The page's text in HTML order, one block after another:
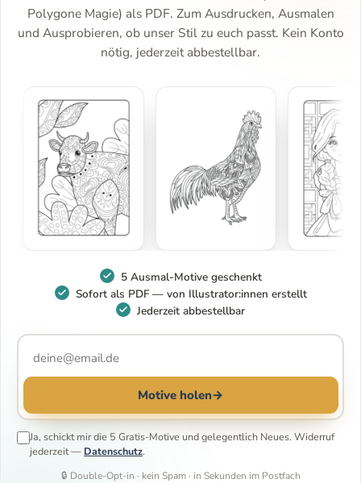
Polygone Magie) als PDF. Zum Ausdrucken, Ausmalen
und Ausprobieren, ob unser Stil zu euch passt. Kein Konto
nötig, jederzeit abbestellbar.
5 Ausmal-Motive geschenkt
Sofort als PDF — von Illustrator:innen erstellt
Jederzeit abbestellbar
Motive holen→
Ja, schickt mir die 5 Gratis-Motive und gelegentlich Neues. Widerruf
jederzeit — Datenschutz.
🔒 Double-Opt-in · kein Spam · in Sekunden im Postfach